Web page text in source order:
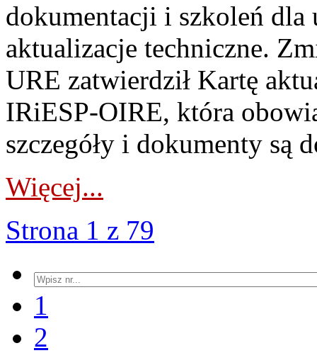
dokumentacji i szkoleń
aktualizacje techniczne.
URE zatwierdził Kartę
IRiESP‑OIRE, która
szczegóły i dokumenty są
Więcej...
Strona 1 z 79
1
2